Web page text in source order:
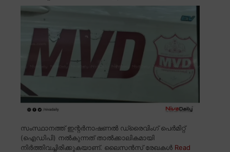
സംസ്ഥാനത്ത് ഇന്റർനാഷണൽ ഡ്രൈവിംഗ് പെർമിറ്റ്
(ഐഡിപി) നൽകുന്നത് താൽക്കാലികമായി
നിർത്തിവച്ചിരിക്കുകയാണ്. ലൈസൻസ് രേഖകൾ Read